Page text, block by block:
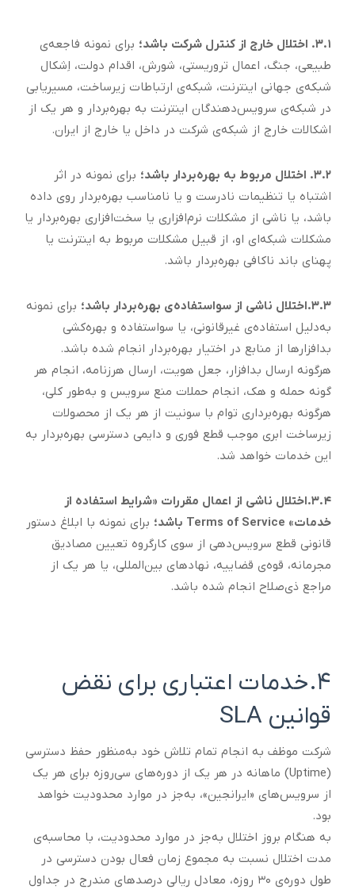
۳.۱. اختلال خارج از کنترل شرکت باشد؛
برای نمونه فاجعه‌ی
طبیعی، جنگ، اعمال تروریستی، شورش، اقدام دولت، اِشکال
شبکه‌ی جهانی اینترنت، شبکه‌ی ارتباطات زیرساخت، مسیریابی
در شبکه‌ی سرویس‌دهندگان اینترنت به ‌بهره‌بردار و هر یک از
اشکالات خارج از شبکه‌ی شرکت در داخل یا خارج از ایران.
۳.۲. اختلال مربوط به ‌بهره‌بردار باشد؛
برای نمونه در اثر
اشتباه یا تنظیمات نادرست و یا نامناسب بهره‌بردار روی داده
‌باشد، یا ناشی از مشکلات نرم‌افزاری یا سخت‌افزاری بهره‌بردار یا
مشکلات شبکه‌ای او، از قبیل مشکلات مربوط به ‌اینترنت یا
پهنای باند ناکافی بهره‌بردار باشد.
۳.۳.اختلال ناشی از سواستفاده‌ی بهره‌بردار باشد؛
برای نمونه
به‌دلیل استفاده‌ی غیرقانونی، یا سواستفاده و بهره‌کشی
بدافزارها از منابع در اختیار بهره‌بردار انجام شده باشد.
هرگونه ارسال بدافزار، جعل هویت، ارسال هرزنامه، انجام هر
گونه حمله و هک، انجام حملات منع سرویس و به‌طور کلی،
هرگونه بهره‌برداری توام با سونیت از هر یک از محصولات
زیرساخت ابری موجب قطع فوری و دایمی دسترسی بهره‌بردار به
‌این خدمات خواهد شد.
۳.۴.اختلال ناشی از اعمال مقررات «شرایط استفاده از
خدمات» Terms of Service باشد؛
برای نمونه با ابلاغ دستور
قانونی قطع سرویس‌دهی از سوی کارگروه تعیین مصادیق
مجرمانه، قوه‌ی قضاییه، نهادهای بین‌المللی، یا هر یک از
مراجع ذی‌صلاح انجام شده باشد.
۴.خدمات اعتباری برای نقض
قوانین SLA
شرکت موظف به ‌انجام تمام تلاش خود به‌منظور حفظ دسترسی
(Uptime) ماهانه در هر یک از دوره‌های سی‌روزه برای هر یک
از سرویس‌های «ایرانجین»، به‌جز در موارد محدودیت خواهد
بود.
به هنگام بروز اختلال به‌جز در موارد محدودیت، با محاسبه‌ی
مدت اختلال نسبت به ‌مجموع زمان فعال ‌بودن دسترسی در
طول دوره‌ی‌ ۳۰ روزه، معادل ریالی درصدهای مندرج در جداول